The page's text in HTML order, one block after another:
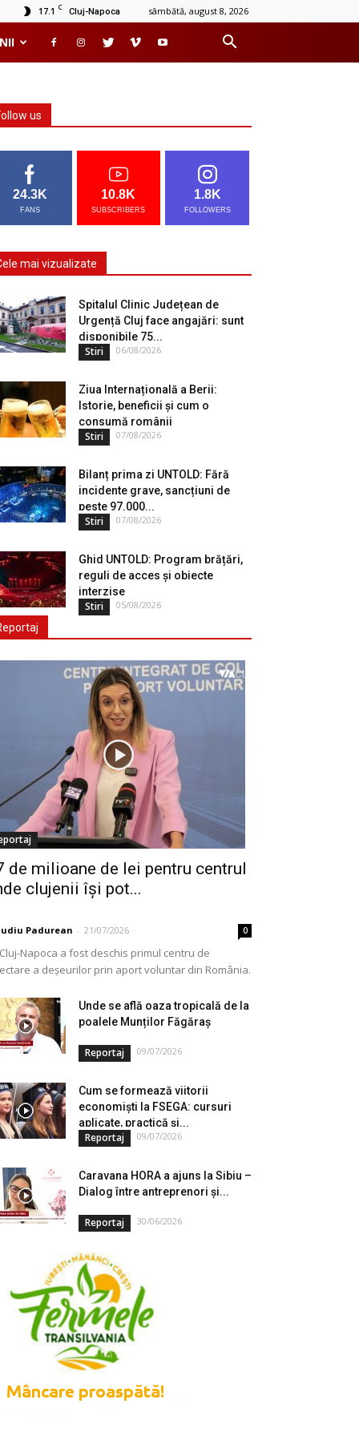
17.1 C Cluj-Napoca sâmbătă, august 8, 2026
us
24.3K
FANS
10.8K
SUBSCRIBERS
1.8K
FOLLOWERS
mai vizualizate
Spitalul Clinic Județean de
Urgență Cluj face angajări: sunt
disponibile 75...
Stiri 06/08/2026
Ziua Internațională a Berii:
Istorie, beneficii și cum o
consumă românii
Stiri 07/08/2026
Bilanț prima zi UNTOLD: Fără
incidente grave, sancțiuni de
peste 97.000...
Stiri 07/08/2026
Ghid UNTOLD: Program brățări,
reguli de acces și obiecte
interzise
Stiri 05/08/2026
de milioane de lei pentru centrul
clujenii își pot...
Padurean - 21/07/2026 0
Napoca a fost deschis primul centru de
a deșeurilor prin aport voluntar din România.
Unde se află oaza tropicală de la
poalele Munților Făgăraș
Reportaj 09/07/2026
Cum se formează viitorii
economiști la FSEGA: cursuri
aplicate, practică și...
Reportaj 09/07/2026
Caravana HORA a ajuns la Sibiu –
Dialog între antreprenori și...
Reportaj 30/06/2026